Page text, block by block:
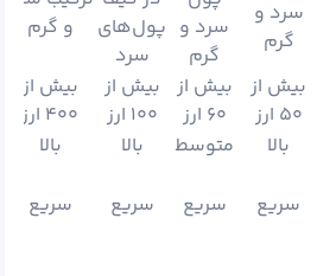
سرد و
گرم
سرد و
گرم
پول‌های
سرد
و گرم
بیش از
۵۰ ارز
بیش از
۶۰ ارز
بیش از
۱۰۰ ارز
بیش از
۴۰۰ ارز
بالا متوسط بالا
بالا
سریع سریع سریع سریع